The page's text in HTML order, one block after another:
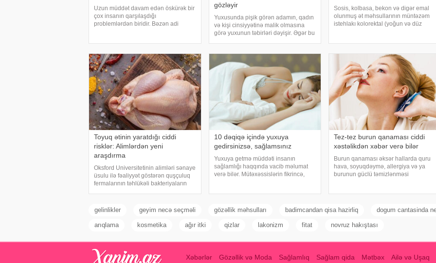
Uzun müddət davam edən öskürək bir
çox insanın qarşılaşdığı
problemlərdən biridir. Bəzən adi
tənəffüs yolu infeksiyası olmur
gözləyir
Yuxusunda pişik görən adamın, qadın
və kişi cinsiyyətinə malik olmasına
görə yuxunun təbirləri dəyişir. Əgər bu
şəxsiyyətə sahib olduğu, ətrafındak
Sosis, kolbasa, bekon və digər emal
olunmuş ət məhsullarının müntəzəm
istehlakı kolorektal (yoğun və düz
Endokrinologiy
Toyuq ətinin yaratdığı ciddi
risklər: Alimlərdən yeni
araşdırma
Oksford Universitetinin alimləri sənaye
üsulu ilə fəaliyyət göstərən quşçuluq
fermalarının təhlükəli bakteriyaların
araşdırma zamanı son 45 i
10 dəqiqə içində yuxuya
gedirsinizsə, sağlamsınız
Yuxuya getmə müddəti insanın
sağlamlığı haqqında vacib məlumat
verə bilər. Mütəxəssislərin fikrincə,
Tez-tez burun qanaması ciddi
xəstəlikdən xəbər verə bilər
Burun qanaması əksər hallarda quru
hava, soyuqdəymə, allergiya və ya
burunun güclü təmizlənməsi
gelinlikler geyim necə seçməli gözəllik məhsulları badimcandan qisa hazirliq dogum cantasinda
arıqlama kosmetika ağır itki qizlar lakonizm fitat novruz hakıştası
Xəbərlər Gözəllik və Moda Sağlamlıq Sağlam qida Mətbəx Ailə və Uşaq